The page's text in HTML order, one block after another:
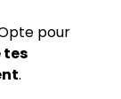
pour
tes
.